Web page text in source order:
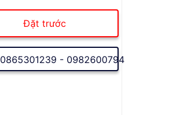
Đặt trước
0865301239 - 0982600794